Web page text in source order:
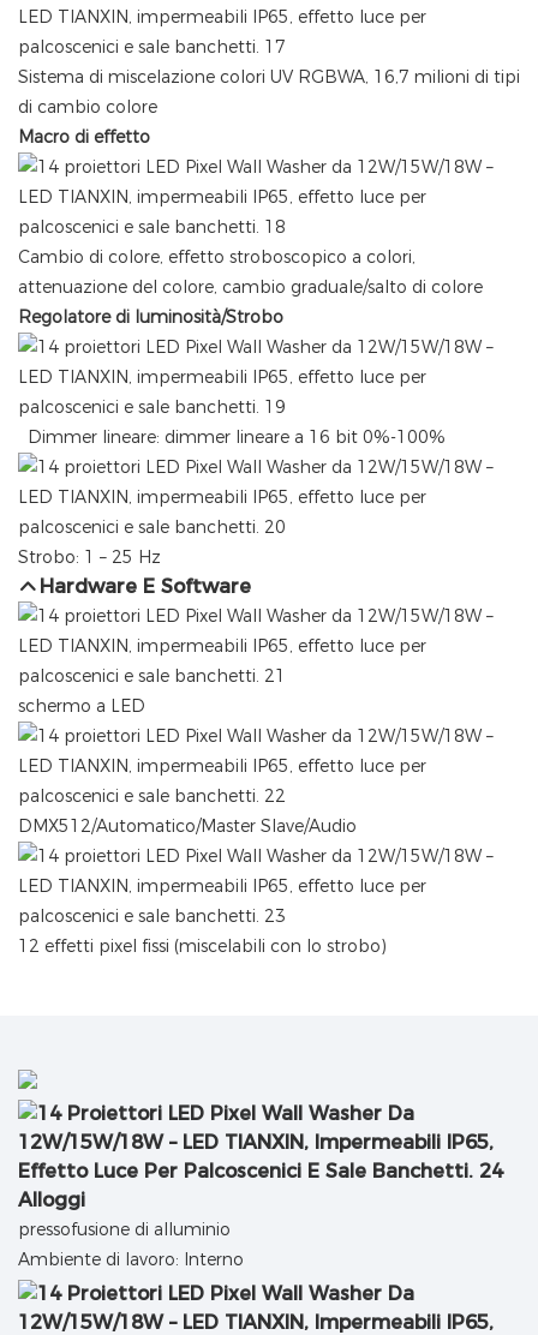
Sistema di miscelazione colori UV RGBWA, 16,7 milioni di tipi
di cambio colore
Macro di effetto
Cambio di colore, effetto stroboscopico a colori,
attenuazione del colore, cambio graduale/salto di colore
Regolatore di luminosità/Strobo
Dimmer lineare: dimmer lineare a 16 bit 0%-100%
Strobo: 1 – 25 Hz
Hardware E Software
schermo a LED
DMX512/Automatico/Master Slave/Audio
12 effetti pixel fissi (miscelabili con lo strobo)
Alloggi
pressofusione di alluminio
Ambiente di lavoro: Interno